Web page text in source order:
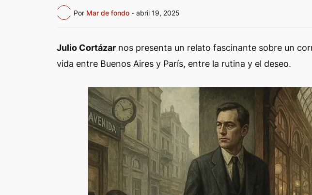
Por Mar de fondo - abril 19, 2025
Julio Cortázar nos presenta un relato fascinante sobre un
vida entre Buenos Aires y París, entre la rutina y el deseo.